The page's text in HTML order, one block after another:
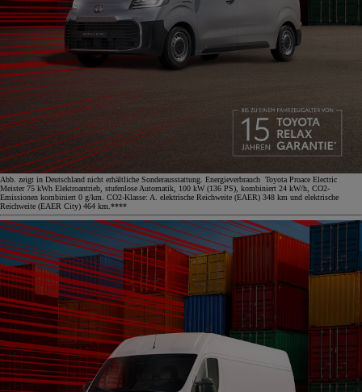
Abb. zeigt in Deutschland nicht erhältliche Sonderausstattung. Energieverbrauch Toyota Proace Electric
Meister 75 kWh Elektroantrieb, stufenlose Automatik, 100 kW (136 PS), kombiniert 24 kW/h, CO2-
Emissionen kombiniert 0 g/km. CO2-Klasse: A. elektrische Reichweite (EAER) 348 km und elektrische
Reichweite (EAER City) 464 km.****